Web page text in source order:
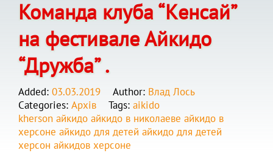
Команда клуба “Kенсай”
на фестивале Айкидо
“Дружба” .
Added: 03.03.2019 Author: Влад Лось
Categories: Архів Tags: aikido
kherson айкидо айкидо в николаеве айкидо в
херсоне айкидо для детей айкидо для детей
херсон айкидов херсоне